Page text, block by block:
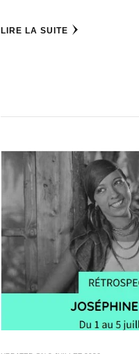
LIRE LA SUITE